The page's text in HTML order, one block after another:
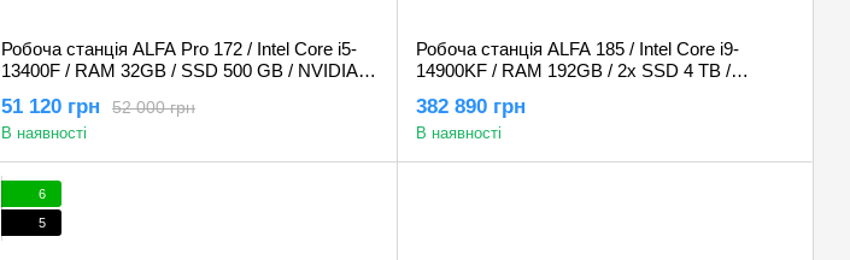
Робоча станція ALFA Pro 172 / Intel Core i5-
13400F / RAM 32GB / SSD 500 GB / NVIDIA
52 000 грн
51 120 грн
В наявності
Робоча станція ALFA 185 / Intel Core i9-
14900KF / RAM 192GB / 2x SSD 4 TB /
382 890 грн
В наявності
6
5